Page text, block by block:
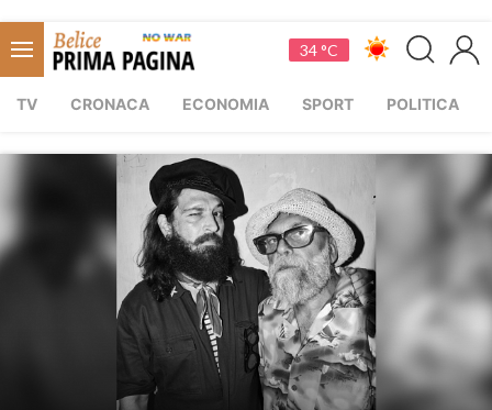
34 °C
TV CRONACA ECONOMIA SPORT POLITICA